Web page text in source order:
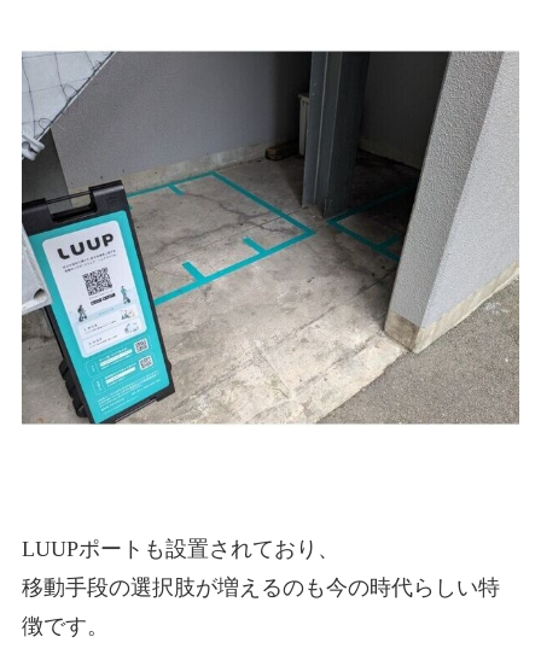
LUUPポートも設置されており、
移動手段の選択肢が増えるのも今の時代らしい特
徴です。